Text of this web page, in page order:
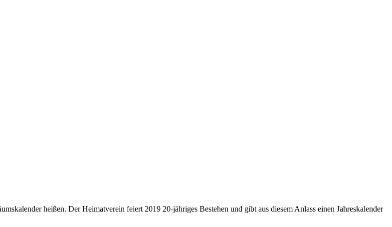
heißen. Der Heimatverein feiert 2019 20-jähriges Bestehen und gibt aus diesem Anlass einen Jahreskalender